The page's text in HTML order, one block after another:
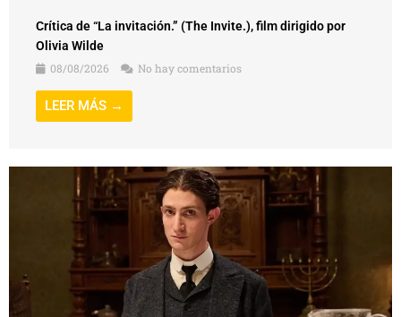
Crítica de “La invitación.” (The Invite.), film dirigido por
Olivia Wilde
08/08/2026
No hay comentarios
LEER MÁS →